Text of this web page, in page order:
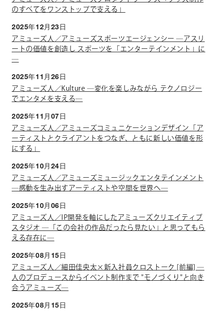
のすべてをワンストップで支える」
2025年12月23日
アミューズ人／アミューズスポーツエージェンシー ―アスリ
ートの価値を創造し スポーツを「エンターテインメント」に
―
2025年11月26日
アミューズ人／Kulture ―変化を楽しみながら テクノロジー
でエンタメを支える―
2025年11月07日
アミューズ人／アミューズコミュニケーションデザイン「ア
ーティストとクライアントをつなぎ、ともに新しい価値を形
にする」
2025年10月24日
アミューズ人／アミューズミュージックエンタテインメント
―感動を生み出すアーティストや空間を世界へ―
2025年10月06日
アミューズ人／IP開発を軸にしたアミューズクリエイティブ
スタジオ ―「この会社の作品だったら見たい」と思ってもら
える存在に―
2025年08月15日
アミューズ人／細田佳央太×新入社員クロストーク [前編] ―
人のプロデュースからイベント制作まで "モノづくり"と向き
合うアミューズ―
2025年08月15日